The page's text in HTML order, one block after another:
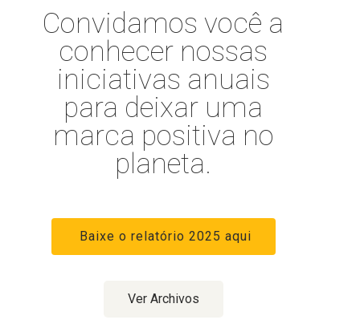
Convidamos você a
conhecer nossas
iniciativas anuais
para deixar uma
marca positiva no
planeta.
Baixe o relatório 2025 aqui
Ver Archivos